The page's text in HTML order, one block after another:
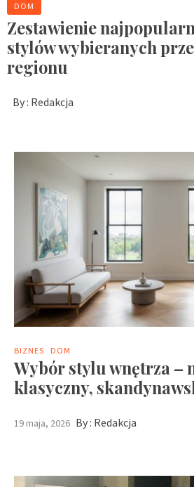
DOM
Zestawienie
stylów wybieranych
regionu
By : Redakcja
BIZNES DOM
Wybór stylu wnętrza –
klasyczny,
19 maja, 2026 By : Redakcja